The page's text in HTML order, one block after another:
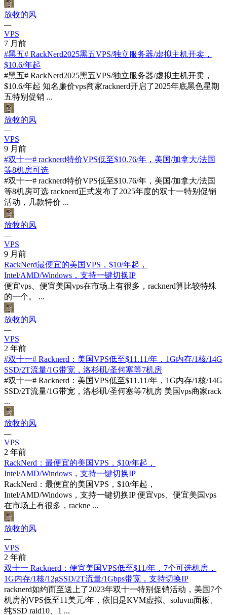
放牧的风
—
VPS
7 月前
#黑五# RackNerd2025黑五VPS/独立服务器/虚拟主机开卖，
$10.6/年起
#黑五# RackNerd2025黑五VPS/独立服务器/虚拟主机开卖，
$10.6/年起 知名廉价vps商家racknerd开启了2025年底黑色星期
五特别促销 ...
放牧的风
—
VPS
9 月前
#双十一# racknerd特价VPS低至$10.76/年，美国/加拿大/法国
等8机房可选
#双十一# racknerd特价VPS低至$10.76/年，美国/加拿大/法国
等8机房可选 racknerd正式发布了2025年度的双十一特别促销
活动，几款特价 ...
放牧的风
—
VPS
9 月前
RackNerd最便宜的美国VPS，$10/年起，
Intel/AMD/Windows，支持一键切换IP
便宜vps、便宜美国vps在市场上有很多，racknerd算比较特殊
的一个。 ...
放牧的风
—
VPS
2 年前
#双十一# Racknerd：美国VPS低至$11.11/年，1G内存/1核/14G
SSD/2T流量/1G带宽，洛杉矶/圣何塞等7机房
#双十一# Racknerd：美国VPS低至$11.11/年，1G内存/1核/14G
SSD/2T流量/1G带宽，洛杉矶/圣何塞等7机房 美国vps商家rack
...
放牧的风
—
VPS
2 年前
RackNerd：最便宜的美国VPS，$10/年起，
Intel/AMD/Windows，支持一键切换IP
RackNerd：最便宜的美国VPS，$10/年起，
Intel/AMD/Windows，支持一键切换IP 便宜vps、便宜美国vps
在市场上有很多，rackne ...
放牧的风
—
VPS
2 年前
双十一 Racknerd：便宜美国VPS低至$11/年，7个可选机房，
1G内存/1核/12gSSD/2T流量/1Gbps带宽，支持切换IP
racknerd如约而至送上了2023年双十一特别促销活动，美国7个
机房的VPS低至11美元/年，依旧是KVM虚拟、soluvm面板、
纯SSD raid10、1 ...